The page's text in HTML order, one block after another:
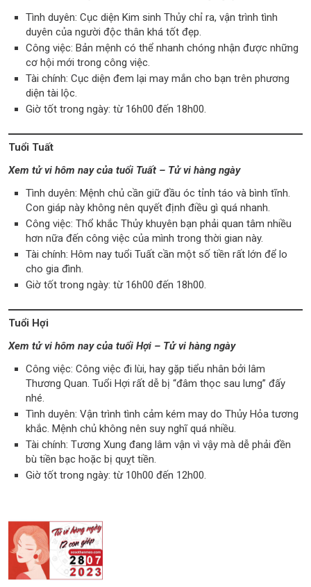
Tình duyên: Cục diện Kim sinh Thủy chỉ ra, vận trình tình
duyên của người độc thân khá tốt đẹp.
Công việc: Bản mệnh có thể nhanh chóng nhận được những
cơ hội mới trong công việc.
Tài chính: Cục diện đem lại may mắn cho bạn trên phương
diện tài lộc.
Giờ tốt trong ngày: từ 16h00 đến 18h00.
Tuổi Tuất
Xem tử vi hôm nay của tuổi Tuất – Tử vi hàng ngày
Tình duyên: Mệnh chủ cần giữ đầu óc tỉnh táo và bình tĩnh.
Con giáp này không nên quyết định điều gì quá nhanh.
Công việc: Thổ khắc Thủy khuyên bạn phải quan tâm nhiều
hơn nữa đến công việc của mình trong thời gian này.
Tài chính: Hôm nay tuổi Tuất cần một số tiền rất lớn để lo
cho gia đình.
Giờ tốt trong ngày: từ 16h00 đến 18h00.
Tuổi Hợi
Xem tử vi hôm nay của tuổi Hợi – Tử vi hàng ngày
Công việc: Công việc đi lùi, hay gặp tiểu nhân bởi lâm
Thương Quan. Tuổi Hợi rất dễ bị “đâm thọc sau lưng” đấy
nhé.
Tình duyên: Vận trình tình cảm kém may do Thủy Hỏa tương
khắc. Mệnh chủ không nên suy nghĩ quá nhiều.
Tài chính: Tương Xung đang lâm vận vì vậy mà dễ phải đền
bù tiền bạc hoặc bị quỵt tiền.
Giờ tốt trong ngày: từ 10h00 đến 12h00.